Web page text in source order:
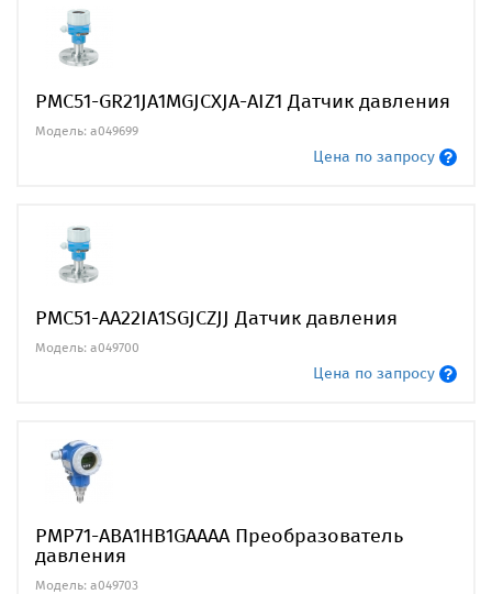
PMC51-GR21JA1MGJCXJA-AIZ1 Датчик давления
Модель: a049699
Цена по запросу
PMC51-AA22IA1SGJCZJJ Датчик давления
Модель: a049700
Цена по запросу
PMP71-ABA1HB1GAAAA Преобразователь
давления
Модель: a049703